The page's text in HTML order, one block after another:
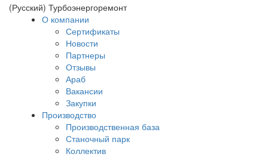
(Русский) Турбоэнергоремонт
О компании
Сертификаты
Новости
Партнеры
Отзывы
Араб
Вакансии
Закупки
Производство
Производственная база
Станочный парк
Коллектив